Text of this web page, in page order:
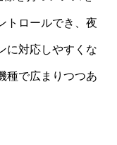
トロールでき、夜
に対応しやすくな
種で広まりつつあ